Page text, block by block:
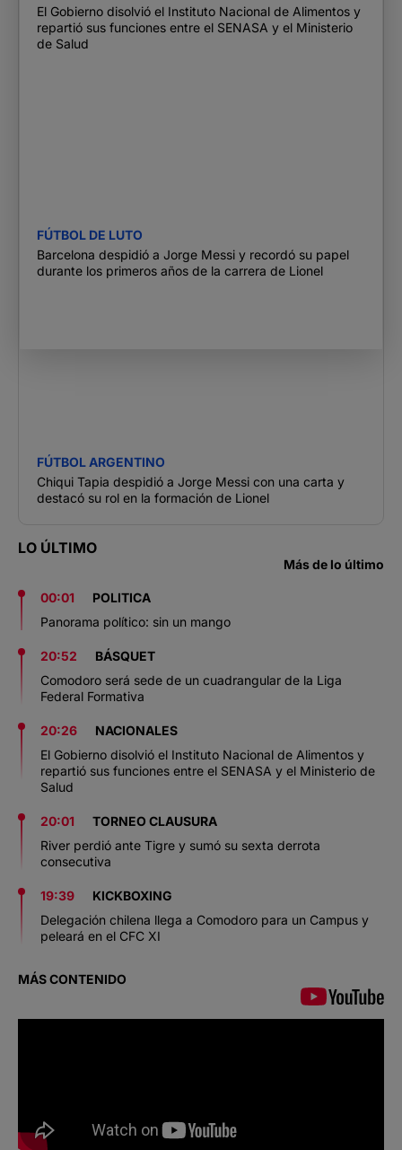
El Gobierno disolvió el Instituto Nacional de Alimentos y
repartió sus funciones entre el SENASA y el Ministerio
de Salud
FÚTBOL DE LUTO
Barcelona despidió a Jorge Messi y recordó su papel
durante los primeros años de la carrera de Lionel
FÚTBOL ARGENTINO
Chiqui Tapia despidió a Jorge Messi con una carta y
destacó su rol en la formación de Lionel
LO ÚLTIMO
Más de lo último
00:01
POLITICA
Panorama político: sin un mango
20:52
BÁSQUET
Comodoro será sede de un cuadrangular de la Liga
Federal Formativa
20:26
NACIONALES
El Gobierno disolvió el Instituto Nacional de Alimentos y
repartió sus funciones entre el SENASA y el Ministerio de
Salud
20:01
TORNEO CLAUSURA
River perdió ante Tigre y sumó su sexta derrota
consecutiva
19:39
KICKBOXING
Delegación chilena llega a Comodoro para un Campus y
peleará en el CFC XI
MÁS CONTENIDO